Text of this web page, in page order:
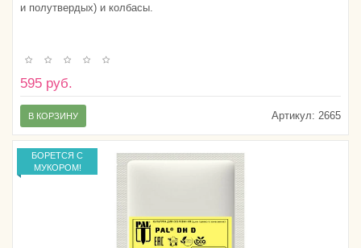
и полутвердых) и колбасы.
595 руб.
Артикул: 2665
В КОРЗИНУ
БОРЕТСЯ С
МУКОРОМ!